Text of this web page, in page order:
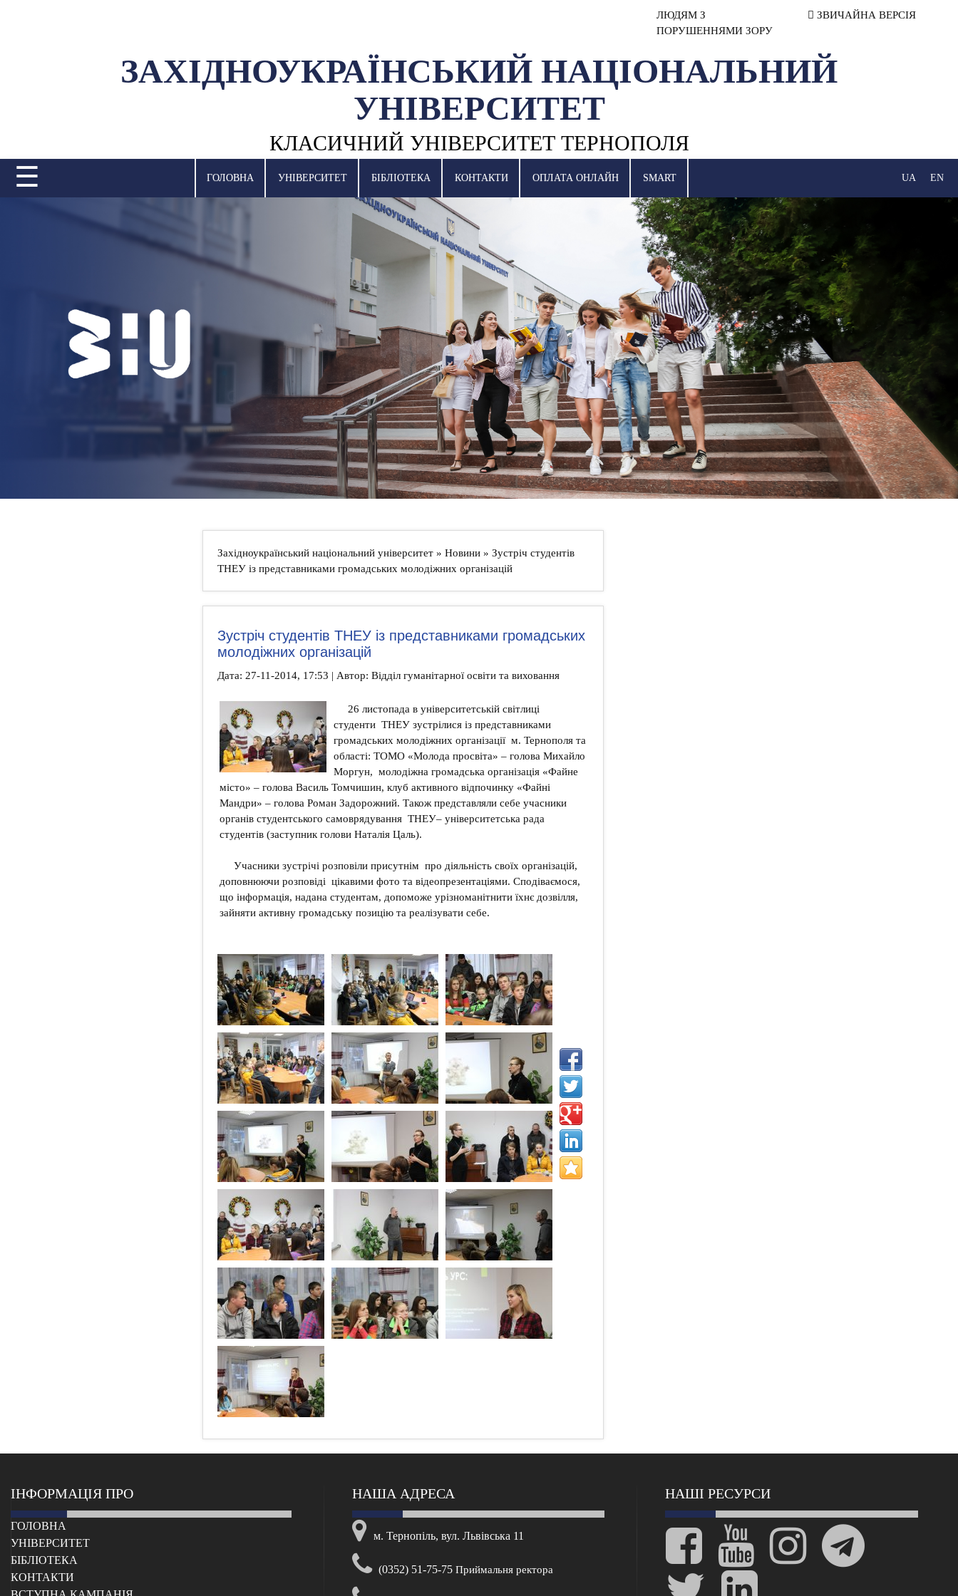
ЛЮДЯМ З
ПОРУШЕННЯМИ ЗОРУ
ЗВИЧАЙНА ВЕРСІЯ
ЗАХІДНОУКРАЇНСЬКИЙ НАЦІОНАЛЬНИЙ
УНІВЕРСИТЕТ
КЛАСИЧНИЙ УНІВЕРСИТЕТ ТЕРНОПОЛЯ
МІЖНАРОДНА ДІЯЛЬНІСТЬ
☰ ГОЛОВНА УНІВЕРСИТЕТ БІБЛІОТЕКА КОНТАКТИ ОПЛАТА ОНЛАЙН SMART UA EN
Західноукраїнський національний університет» Новини» Зустріч студентів
ТНЕУ із представниками громадських молодіжних організацій
Зустріч студентів ТНЕУ із представниками громадських
молодіжних організацій
Дата: 27-11-2014, 17:53 | Автор: Відділ гуманітарної освіти та виховання
26 листопада в університетській світлиці
студенти ТНЕУ зустрілися із представниками
громадських молодіжних організації м. Тернополя та
області: ТОМО «Молода просвіта» – голова Михайло
Моргун, молодіжна громадська організація «Файне
місто» – голова Василь Томчишин, клуб активного відпочинку «Файні
Мандри» – голова Роман Задорожний. Також представляли себе учасники
органів студентського самоврядування ТНЕУ– університетська рада
студентів (заступник голови Наталія Цаль).
Учасники зустрічі розповіли присутнім про діяльність своїх організацій,
доповнюючи розповіді цікавими фото та відеопрезентаціями. Сподіваємося,
що інформація, надана студентам, допоможе урізноманітнити їхнє дозвілля,
зайняти активну громадську позицію та реалізувати себе.
ІНФОРМАЦІЯ ПРО
ГОЛОВНА
УНІВЕРСИТЕТ
БІБЛІОТЕКА
КОНТАКТИ
НАША АДРЕСА
м. Тернопіль, вул. Львівська 11
(0352) 51-75-75 Приймальня ректора
НАШІ РЕСУРСИ